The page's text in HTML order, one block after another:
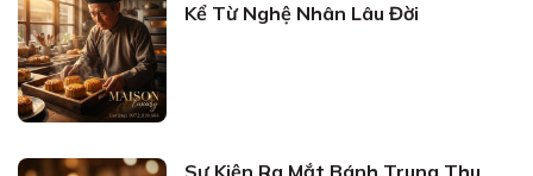
Kể Từ Nghệ Nhân Lâu Đời
Sự Kiện Ra Mắt Bánh Trung Thu